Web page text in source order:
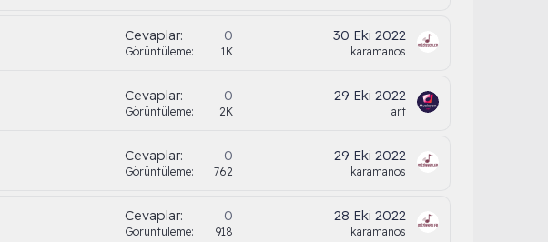
Cevaplar 0
Görüntüleme 1K
30 Eki 2022
karamanos
Cevaplar 0
Görüntüleme 2K
29 Eki 2022
art
Cevaplar 0
Görüntüleme 762
29 Eki 2022
karamanos
Cevaplar 0
Görüntüleme 918
28 Eki 2022
karamanos